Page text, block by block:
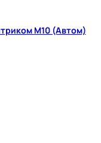
М10 (Автом)